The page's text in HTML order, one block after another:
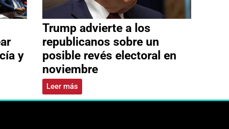
y
Trump advierte a los
republicanos sobre un
posible revés electoral en
noviembre
Leer más